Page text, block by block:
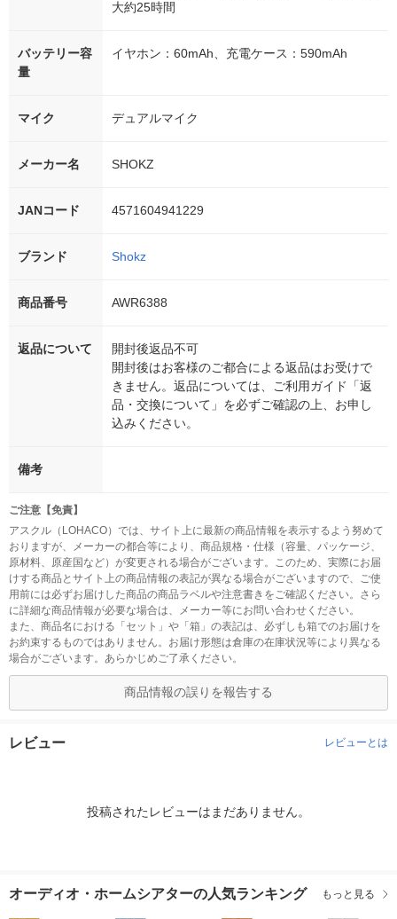
大約25時間
バッテリー容
量
イヤホン：60mAh、充電ケース：590mAh
マイク デュアルマイク
メーカー名 SHOKZ
JANコード 4571604941229
ブランド Shokz
商品番号 AWR6388
返品について
開封後返品不可
開封後はお客様のご都合による返品はお受けで
きません。返品については、ご利用ガイド「返
品・交換について」を必ずご確認の上、お申し
込みください。
備考
ご注意【免責】
アスクル（LOHACO）では、サイト上に最新の商品情報を表示するよう努めて
おりますが、メーカーの都合等により、商品規格・仕様（容量、パッケージ、
原材料、原産国など）が変更される場合がございます。このため、実際にお届
けする商品とサイト上の商品情報の表記が異なる場合がございますので、ご使
用前には必ずお届けした商品の商品ラベルや注意書きをご確認ください。さら
に詳細な商品情報が必要な場合は、メーカー等にお問い合わせください。
また、商品名における「セット」や「箱」の表記は、必ずしも箱でのお届けを
お約束するものではありません。お届け形態は倉庫の在庫状況等により異なる
場合がございます。あらかじめご了承ください。
商品情報の誤りを報告する
レビュー レビューとは
投稿されたレビューはまだありません。
オーディオ・ホームシアターの人気ランキング もっと見る